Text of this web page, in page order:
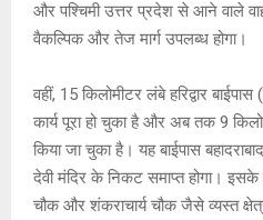
और पश्चिमी उत्तर प्रदेश से आने वाले
वैकल्पिक और तेज मार्ग उपलब्ध होगा।
वहीं, 15 किलोमीटर लंबे हरिद्वार
कार्य पूरा हो चुका है और अब तक 9
किया जा चुका है। यह बाईपास
देवी मंदिर के निकट समाप्त होगा।
चौक और शंकराचार्य चौक जैसे व्यस्त